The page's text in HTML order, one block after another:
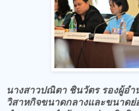
นางสาวปณิตา ชินวัตร รองผู้อำ
วิสาหกิจขนาดกลางและขนาด